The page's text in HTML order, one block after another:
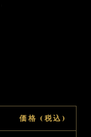
価格 (税込)